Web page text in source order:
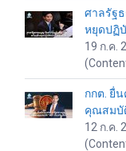
ศาลรัฐ
หยุดปฏิ
19 ก.ค.
กกต. ยื่
คุณสมบั
12 ก.ค.